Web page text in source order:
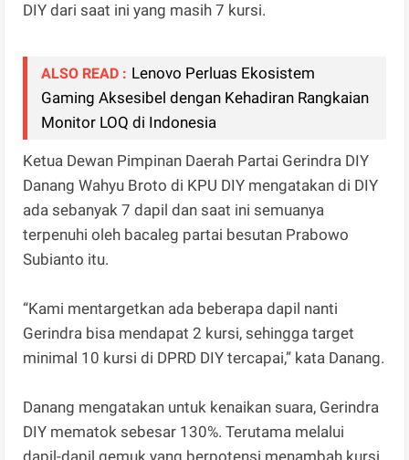
DIY dari saat ini yang masih 7 kursi.
ALSO READ : Lenovo Perluas Ekosistem
Gaming Aksesibel dengan Kehadiran Rangkaian
Monitor LOQ di Indonesia
Ketua Dewan Pimpinan Daerah Partai Gerindra DIY
Danang Wahyu Broto di KPU DIY mengatakan di DIY
ada sebanyak 7 dapil dan saat ini semuanya
terpenuhi oleh bacaleg partai besutan Prabowo
Subianto itu.
“Kami mentargetkan ada beberapa dapil nanti
Gerindra bisa mendapat 2 kursi, sehingga target
minimal 10 kursi di DPRD DIY tercapai,” kata Danang.
Danang mengatakan untuk kenaikan suara, Gerindra
DIY mematok sebesar 130%. Terutama melalui